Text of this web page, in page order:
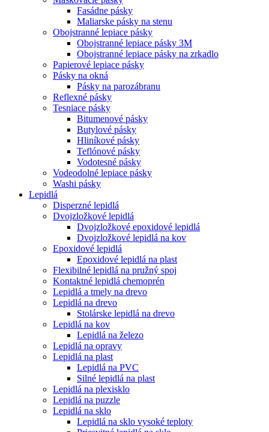
Fasádne pásky
Maliarske pásky na stenu
Obojstranné lepiace pásky
Obojstranné lepiace pásky 3M
Obojstranné lepiace pásky na zrkadlo
Papierové lepiace pásky
Pásky na okná
Pásky na parozábranu
Reflexné pásky
Tesniace pásky
Bitumenové pásky
Butylové pásky
Hliníkové pásky
Teflónové pásky
Vodotesné pásky
Vodeodolné lepiace pásky
Washi pásky
Lepidlá
Disperzné lepidlá
Dvojzložkové lepidlá
Dvojzložkové epoxidové lepidlá
Dvojzložkové lepidlá na kov
Epoxidové lepidlá
Epoxidové lepidlá na plast
Flexibilné lepidlá na pružný spoj
Kontaktné lepidlá chemoprén
Lepidlá a tmely na drevo
Lepidlá na drevo
Stolárske lepidlá na drevo
Lepidlá na kov
Lepidlá na železo
Lepidlá na opravy
Lepidlá na plast
Lepidlá na PVC
Silné lepidlá na plast
Lepidlá na plexisklo
Lepidlá na puzzle
Lepidlá na sklo
Lepidlá na sklo vysoké teploty